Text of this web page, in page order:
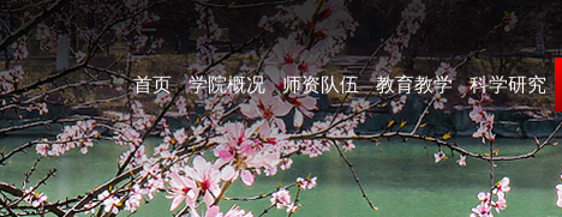
首页 学院概况 师资队伍 教育教学 科学研究